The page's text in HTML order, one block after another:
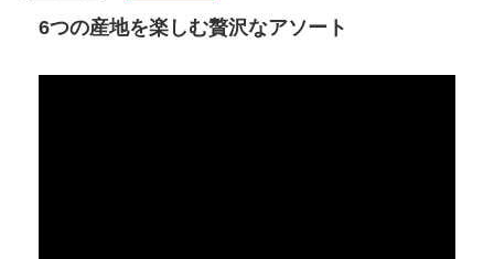
6つの産地を楽しむ贅沢なアソート